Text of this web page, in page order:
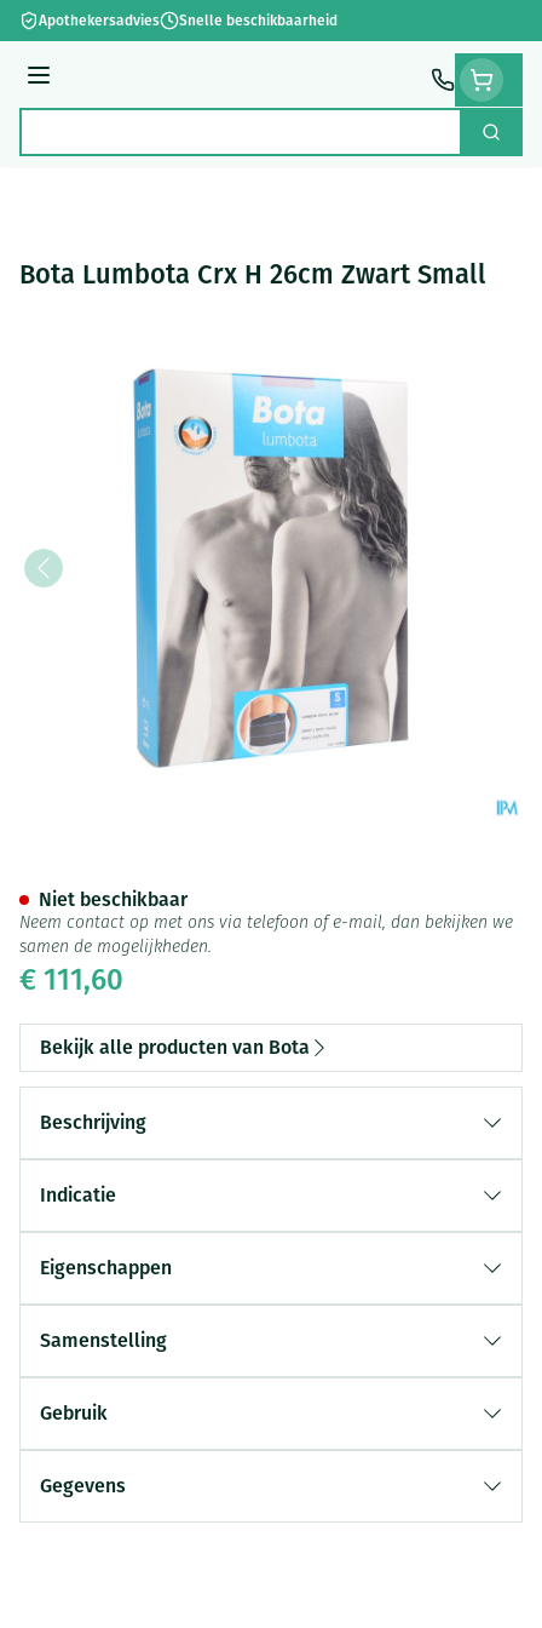
Ga naar de inhoud
Apothekersadvies Snelle beschikbaarheid
Menu
Zoek
Bota Lumbota Crx H 26cm Zwart Small
€ 111,60
Niet beschikbaar
Neem contact op met ons via telefoon of e-mail, dan bekijken we
samen de mogelijkheden.
Bekijk alle producten van Bota
Beschrijving
Indicatie
Eigenschappen
Samenstelling
Gebruik
Gegevens